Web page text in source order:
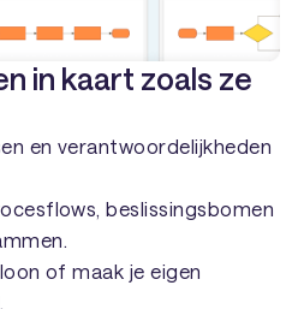
in kaart zoals ze
en verantwoordelijkheden
beslissingsbomen
of maak je eigen